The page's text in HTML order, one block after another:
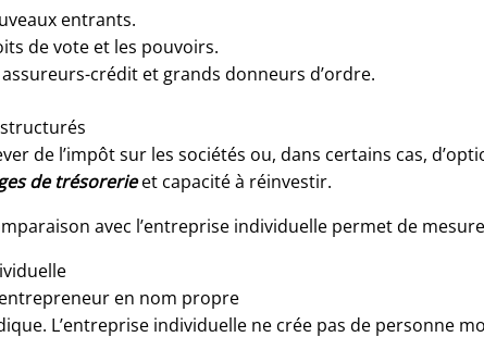
entrants.
de vote et les pouvoirs.
crédit et grands donneurs d’ordre.
de l’impôt sur les sociétés ou, dans certains cas,
de trésorerieet capacité à réinvestir.
avec l’entreprise individuelle permet de
en nom propre
L’entreprise individuelle ne crée pas de personne